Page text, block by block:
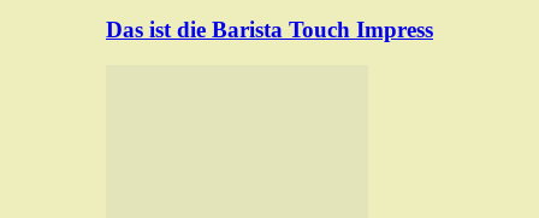
Das ist die Barista Touch Impress